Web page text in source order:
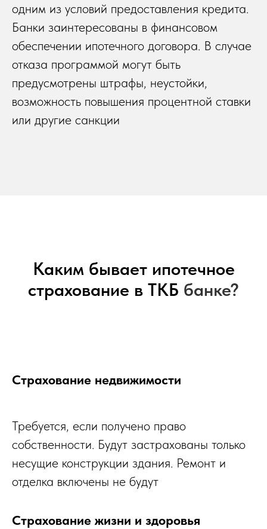
одним из условий предоставления кредита.
Банки заинтересованы в финансовом
обеспечении ипотечного договора. В случае
отказа программой могут быть
предусмотрены штрафы, неустойки,
возможность повышения процентной ставки
или другие санкции
Каким бывает ипотечное
страхование в ТКБ банке?
Страхование недвижимости
Требуется, если получено право
собственности. Будут застрахованы только
несущие конструкции здания. Ремонт и
отделка включены не будут
Страхование жизни и здоровья